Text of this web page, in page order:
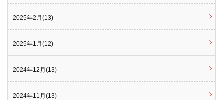
2025年2月(13)
2025年1月(12)
2024年12月(13)
2024年11月(13)